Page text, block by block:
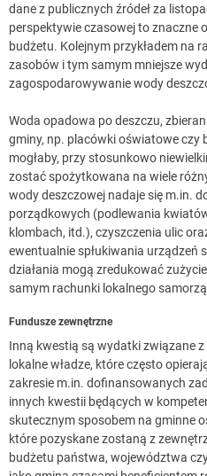
dane z publicznych źródeł za
perspektywie czasowej to znaczne
budżetu. Kolejnym przykładem na
zasobów i tym samym mniejsze
zagospodarowywanie wody
Woda opadowa po deszczu,
gminy, np. placówki oświatowe czy
mogłaby, przy stosunkowo
zostać spożytkowana na wiele
wody deszczowej nadaje się m.in.
porządkowych (podlewania
klombach, itd.), czyszczenia ulic
ewentualnie spłukiwania urządzeń
działania mogą zredukować
samym rachunki lokalnego
Fundusze zewnętrzne
Inną kwestią są wydatki związane
lokalne władze, które często
zakresie m.in. dofinansowanych
innych kwestii będących w
skutecznym sposobem na gminne
które pozyskane zostaną z
budżetu państwa, województwa